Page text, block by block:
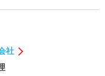
社